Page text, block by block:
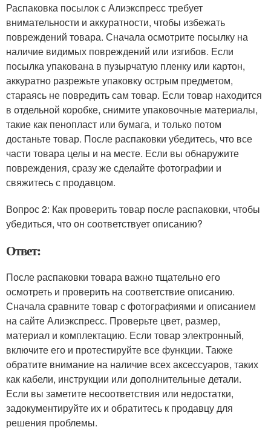
Распаковка посылок с Алиэкспресс требует
внимательности и аккуратности, чтобы избежать
повреждений товара. Сначала осмотрите посылку на
наличие видимых повреждений или изгибов. Если
посылка упакована в пузырчатую пленку или картон,
аккуратно разрежьте упаковку острым предметом,
стараясь не повредить сам товар. Если товар находится
в отдельной коробке, снимите упаковочные материалы,
такие как пенопласт или бумага, и только потом
достаньте товар. После распаковки убедитесь, что все
части товара целы и на месте. Если вы обнаружите
повреждения, сразу же сделайте фотографии и
свяжитесь с продавцом.
Вопрос 2: Как проверить товар после распаковки, чтобы
убедиться, что он соответствует описанию?
Ответ:
После распаковки товара важно тщательно его
осмотреть и проверить на соответствие описанию.
Сначала сравните товар с фотографиями и описанием
на сайте Алиэкспресс. Проверьте цвет, размер,
материал и комплектацию. Если товар электронный,
включите его и протестируйте все функции. Также
обратите внимание на наличие всех аксессуаров, таких
как кабели, инструкции или дополнительные детали.
Если вы заметите несоответствия или недостатки,
задокументируйте их и обратитесь к продавцу для
решения проблемы.